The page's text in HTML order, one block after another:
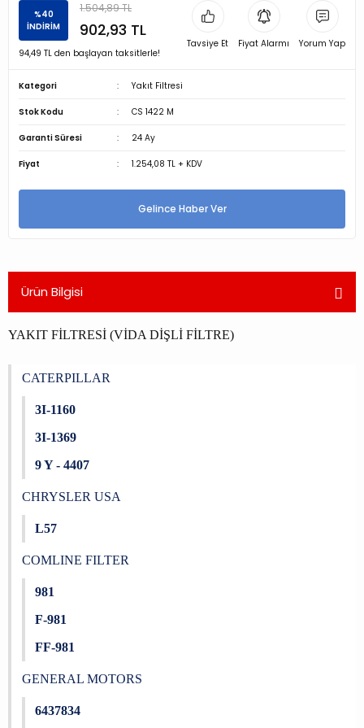
%40
İNDİRİM
1.504,89 TL
902,93 TL
94,49 TL den başlayan taksitlerle!
Tavsiye Et Fiyat Alarmı Yorum Yap
Kategori Yakıt Filtresi
Stok Kodu CS 1422 M
Garanti Süresi 24 Ay
Fiyat 1.254,08 TL + KDV
Gelince Haber Ver
Ürün Bilgisi
YAKIT FİLTRESİ (VİDA DİŞLİ FİLTRE)
CATERPILLAR
3I-1160
3I-1369
9 Y - 4407
CHRYSLER USA
L57
COMLINE FILTER
981
F-981
FF-981
GENERAL MOTORS
6437834